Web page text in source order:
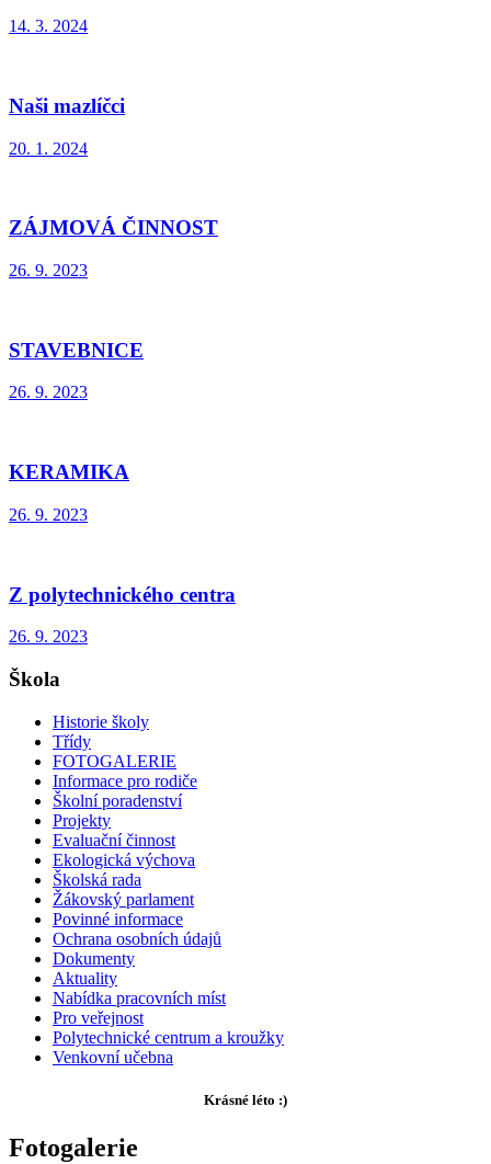
14. 3. 2024
Naši mazlíčci
20. 1. 2024
ZÁJMOVÁ ČINNOST
26. 9. 2023
STAVEBNICE
26. 9. 2023
KERAMIKA
26. 9. 2023
Z polytechnického centra
26. 9. 2023
Škola
Historie školy
Třídy
FOTOGALERIE
Informace pro rodiče
Školní poradenství
Projekty
Evaluační činnost
Ekologická výchova
Školská rada
Žákovský parlament
Povinné informace
Ochrana osobních údajů
Dokumenty
Aktuality
Nabídka pracovních míst
Pro veřejnost
Polytechnické centrum a kroužky
Venkovní učebna
Krásné léto :)
Fotogalerie